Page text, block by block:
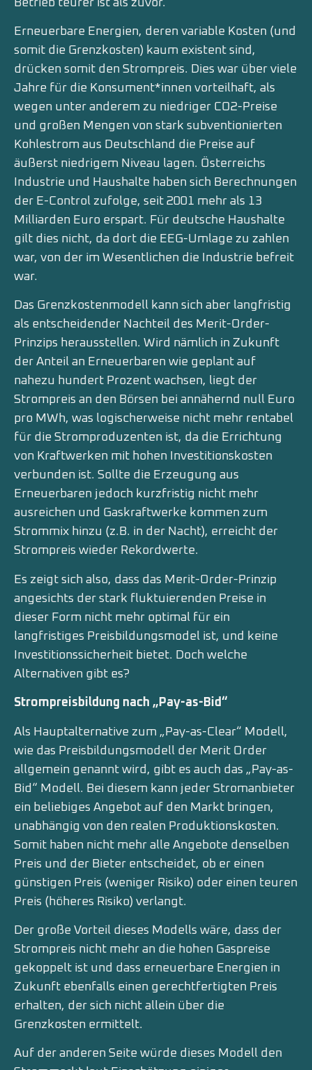
Betrieb teurer ist als zuvor.
Erneuerbare Energien, deren variable Kosten (und
somit die Grenzkosten) kaum existent sind,
drücken somit den Strompreis. Dies war über viele
Jahre für die Konsument*innen vorteilhaft, als
wegen unter anderem zu niedriger CO2-Preise
und großen Mengen von stark subventionierten
Kohlestrom aus Deutschland die Preise auf
äußerst niedrigem Niveau lagen. Österreichs
Industrie und Haushalte haben sich Berechnungen
der E-Control zufolge, seit 2001 mehr als 13
Milliarden Euro erspart. Für deutsche Haushalte
gilt dies nicht, da dort die EEG-Umlage zu zahlen
war, von der im Wesentlichen die Industrie befreit
war.
Das Grenzkostenmodell kann sich aber langfristig
als entscheidender Nachteil des Merit-Order-
Prinzips herausstellen. Wird nämlich in Zukunft
der Anteil an Erneuerbaren wie geplant auf
nahezu hundert Prozent wachsen, liegt der
Strompreis an den Börsen bei annähernd null Euro
pro MWh, was logischerweise nicht mehr rentabel
für die Stromproduzenten ist, da die Errichtung
von Kraftwerken mit hohen Investitionskosten
verbunden ist. Sollte die Erzeugung aus
Erneuerbaren jedoch kurzfristig nicht mehr
ausreichen und Gaskraftwerke kommen zum
Strommix hinzu (z.B. in der Nacht), erreicht der
Strompreis wieder Rekordwerte.
Es zeigt sich also, dass das Merit-Order-Prinzip
angesichts der stark fluktuierenden Preise in
dieser Form nicht mehr optimal für ein
langfristiges Preisbildungsmodel ist, und keine
Investitionssicherheit bietet. Doch welche
Alternativen gibt es?
Strompreisbildung nach „Pay-as-Bid“
Als Hauptalternative zum „Pay-as-Clear“ Modell,
wie das Preisbildungsmodell der Merit Order
allgemein genannt wird, gibt es auch das „Pay-as-
Bid“ Modell. Bei diesem kann jeder Stromanbieter
ein beliebiges Angebot auf den Markt bringen,
unabhängig von den realen Produktionskosten.
Somit haben nicht mehr alle Angebote denselben
Preis und der Bieter entscheidet, ob er einen
günstigen Preis (weniger Risiko) oder einen teuren
Preis (höheres Risiko) verlangt.
Der große Vorteil dieses Modells wäre, dass der
Strompreis nicht mehr an die hohen Gaspreise
gekoppelt ist und dass erneuerbare Energien in
Zukunft ebenfalls einen gerechtfertigten Preis
erhalten, der sich nicht allein über die
Grenzkosten ermittelt.
Auf der anderen Seite würde dieses Modell den